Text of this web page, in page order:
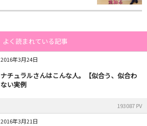
よく読まれている記事
2016年3月24日
ナチュラルさんはこんな人。【似合う、似合わ
ない実例
193087 PV
2016年3月21日